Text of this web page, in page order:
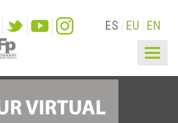
ES EU EN